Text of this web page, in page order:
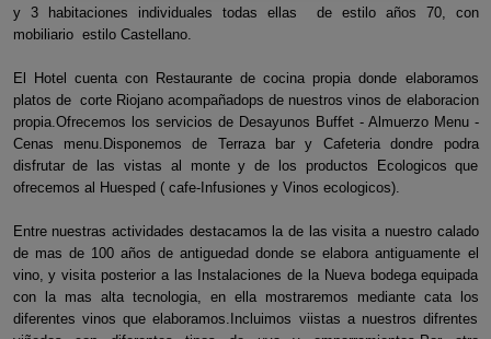
y 3 habitaciones individuales todas ellas de estilo años 70, con
mobiliario estilo Castellano.
El Hotel cuenta con Restaurante de cocina propia donde elaboramos
platos de corte Riojano acompañadops de nuestros vinos de elaboracion
propia.Ofrecemos los servicios de Desayunos Buffet - Almuerzo Menu -
Cenas menu.Disponemos de Terraza bar y Cafeteria dondre podra
disfrutar de las vistas al monte y de los productos Ecologicos que
ofrecemos al Huesped ( cafe-Infusiones y Vinos ecologicos).
Entre nuestras actividades destacamos la de las visita a nuestro calado
de mas de 100 años de antiguedad donde se elabora antiguamente el
vino, y visita posterior a las Instalaciones de la Nueva bodega equipada
con la mas alta tecnologia, en ella mostraremos mediante cata los
diferentes vinos que elaboramos.Incluimos viistas a nuestros difrentes